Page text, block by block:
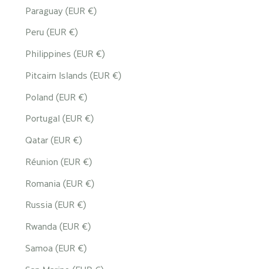
Paraguay (EUR €)
Peru (EUR €)
Philippines (EUR €)
Pitcairn Islands (EUR €)
Poland (EUR €)
Portugal (EUR €)
Qatar (EUR €)
Réunion (EUR €)
Romania (EUR €)
Russia (EUR €)
Rwanda (EUR €)
Samoa (EUR €)